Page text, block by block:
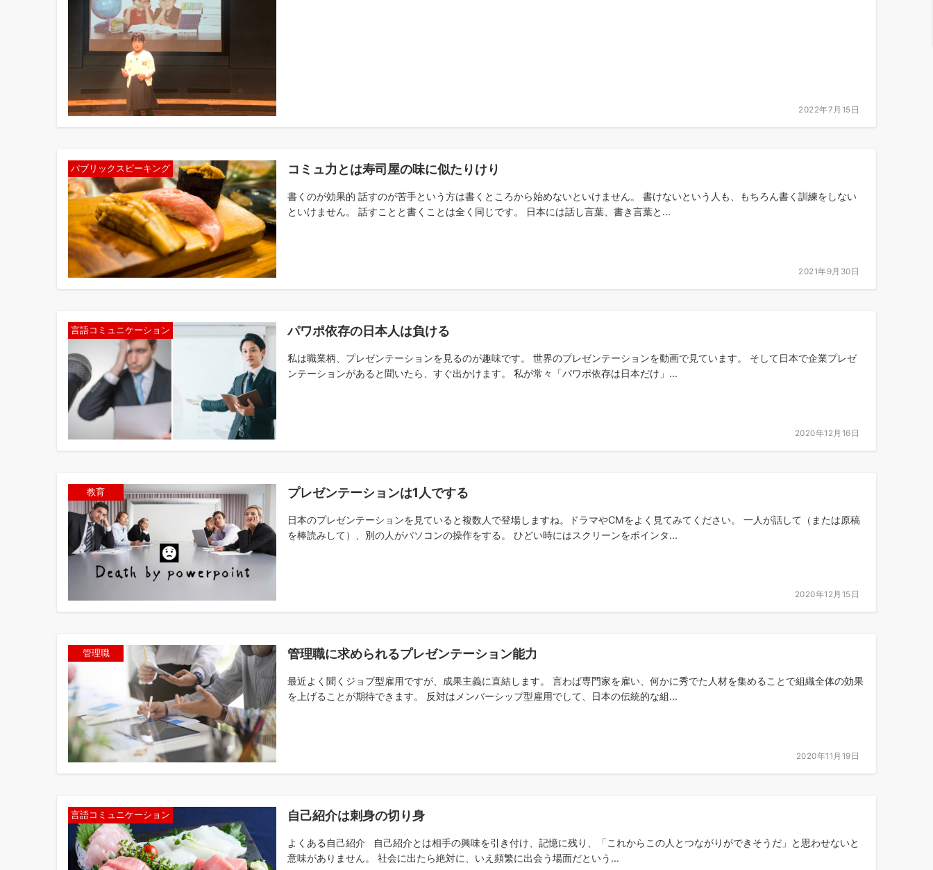
2022年7月15日
パブリックスピーキング コミュ力とは寿司屋の味に似たりけり
書くのが効果的 話すのが苦手という方は書くところから始めないといけません。 書けないという人も、もちろん書く訓練をしない
といけません。 話すことと書くことは全く同じです。 日本には話し言葉、書き言葉と...
2021年9月30日
言語コミュニケーション パワポ依存の日本人は負ける
私は職業柄、プレゼンテーションを見るのが趣味です。 世界のプレゼンテーションを動画で見ています。 そして日本で企業プレゼ
ンテーションがあると聞いたら、すぐ出かけます。 私が常々「パワポ依存は日本だけ」...
2020年12月16日
教育 プレゼンテーションは1人でする
日本のプレゼンテーションを見ていると複数人で登場しますね。ドラマやCMをよく見てみてください。 一人が話して（または原稿
を棒読みして）、別の人がパソコンの操作をする。 ひどい時にはスクリーンをポインタ...
2020年12月15日
管理職 管理職に求められるプレゼンテーション能力
最近よく聞くジョブ型雇用ですが、成果主義に直結します。 言わば専門家を雇い、何かに秀でた人材を集めることで組織全体の効果
を上げることが期待できます。 反対はメンバーシップ型雇用でして、日本の伝統的な組...
2020年11月19日
言語コミュニケーション 自己紹介は刺身の切り身
よくある自己紹介 自己紹介とは相手の興味を引き付け、記憶に残り、「これからこの人とつながりができそうだ」と思わせないと
意味がありません。 社会に出たら絶対に、いえ頻繁に出会う場面だという...